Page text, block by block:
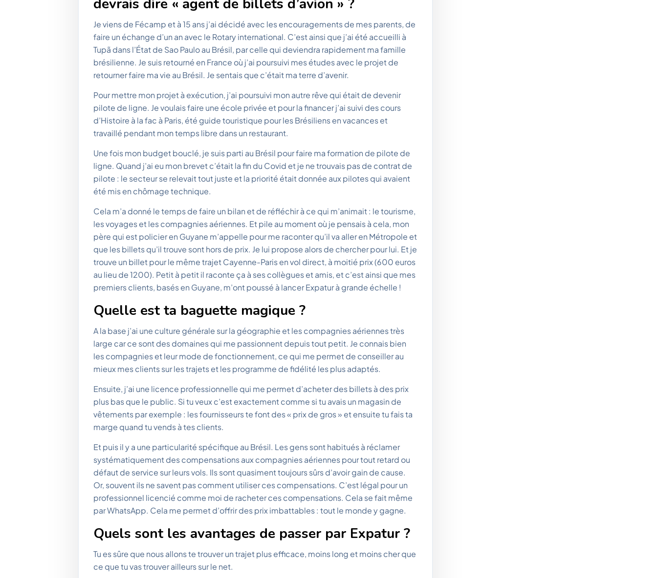
devrais dire « agent de billets d’avion » ?
Je viens de Fécamp et à 15 ans j’ai décidé avec les encouragements de mes parents, de
faire un échange d’un an avec le Rotary international. C’est ainsi que j’ai été accueilli à
Tupã dans l’État de Sao Paulo au Brésil, par celle qui deviendra rapidement ma famille
brésilienne. Je suis retourné en France où j’ai poursuivi mes études avec le projet de
retourner faire ma vie au Brésil. Je sentais que c’était ma terre d’avenir.
Pour mettre mon projet à exécution, j’ai poursuivi mon autre rêve qui était de devenir
pilote de ligne. Je voulais faire une école privée et pour la financer j’ai suivi des cours
d’Histoire à la fac à Paris, été guide touristique pour les Brésiliens en vacances et
travaillé pendant mon temps libre dans un restaurant.
Une fois mon budget bouclé, je suis parti au Brésil pour faire ma formation de pilote de
ligne. Quand j’ai eu mon brevet c’était la fin du Covid et je ne trouvais pas de contrat de
pilote : le secteur se relevait tout juste et la priorité était donnée aux pilotes qui avaient
été mis en chômage technique.
Cela m’a donné le temps de faire un bilan et de réfléchir à ce qui m’animait : le tourisme,
les voyages et les compagnies aériennes. Et pile au moment où je pensais à cela, mon
père qui est policier en Guyane m’appelle pour me raconter qu’il va aller en Métropole et
que les billets qu’il trouve sont hors de prix. Je lui propose alors de chercher pour lui. Et je
trouve un billet pour le même trajet Cayenne-Paris en vol direct, à moitié prix (600 euros
au lieu de 1200). Petit à petit il raconte ça à ses collègues et amis, et c’est ainsi que mes
premiers clients, basés en Guyane, m’ont poussé à lancer Expatur à grande échelle !
Quelle est ta baguette magique ?
A la base j’ai une culture générale sur la géographie et les compagnies aériennes très
large car ce sont des domaines qui me passionnent depuis tout petit. Je connais bien
les compagnies et leur mode de fonctionnement, ce qui me permet de conseiller au
mieux mes clients sur les trajets et les programme de fidélité les plus adaptés.
Ensuite, j’ai une licence professionnelle qui me permet d’acheter des billets à des prix
plus bas que le public. Si tu veux c’est exactement comme si tu avais un magasin de
vêtements par exemple : les fournisseurs te font des « prix de gros » et ensuite tu fais ta
marge quand tu vends à tes clients.
Et puis il y a une particularité spécifique au Brésil. Les gens sont habitués à réclamer
systématiquement des compensations aux compagnies aériennes pour tout retard ou
défaut de service sur leurs vols. Ils sont quasiment toujours sûrs d’avoir gain de cause.
Or, souvent ils ne savent pas comment utiliser ces compensations. C’est légal pour un
professionnel licencié comme moi de racheter ces compensations. Cela se fait même
par WhatsApp. Cela me permet d’offrir des prix imbattables : tout le monde y gagne.
Quels sont les avantages de passer par Expatur ?
Tu es sûre que nous allons te trouver un trajet plus efficace, moins long et moins cher que
ce que tu vas trouver ailleurs sur le net.